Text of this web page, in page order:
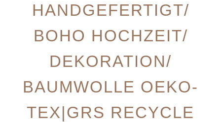
HANDGEFERTIGT/
BOHO HOCHZEIT/
DEKORATION/
BAUMWOLLE OEKO-
TEX|GRS RECYCLE